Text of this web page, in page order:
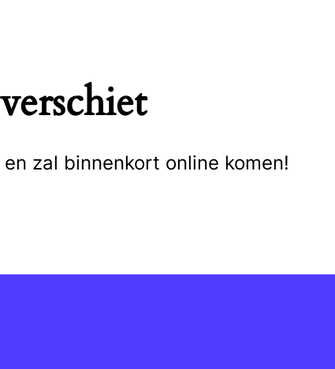
zal binnenkort online komen!